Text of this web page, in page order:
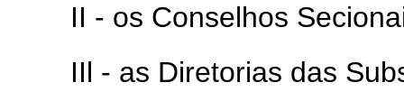
II - os Conselhos
IIl - as Diretorias das